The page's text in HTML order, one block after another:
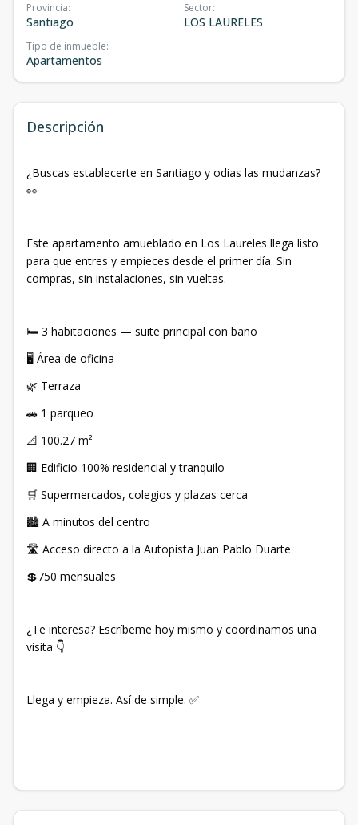
Provincia:
Santiago
Sector:
LOS LAURELES
Tipo de inmueble:
Apartamentos
Descripción
¿Buscas establecerte en Santiago y odias las mudanzas?
👀
Este apartamento amueblado en Los Laureles llega listo
para que entres y empieces desde el primer día. Sin
compras, sin instalaciones, sin vueltas.
🛏️ 3 habitaciones — suite principal con baño
🖥️ Área de oficina
🌿 Terraza
🚗 1 parqueo
📐 100.27 m²
🏢 Edificio 100% residencial y tranquilo
🛒 Supermercados, colegios y plazas cerca
🏙️ A minutos del centro
🛣️ Acceso directo a la Autopista Juan Pablo Duarte
💲750 mensuales
¿Te interesa? Escríbeme hoy mismo y coordinamos una
visita 👇
Llega y empieza. Así de simple. ✅